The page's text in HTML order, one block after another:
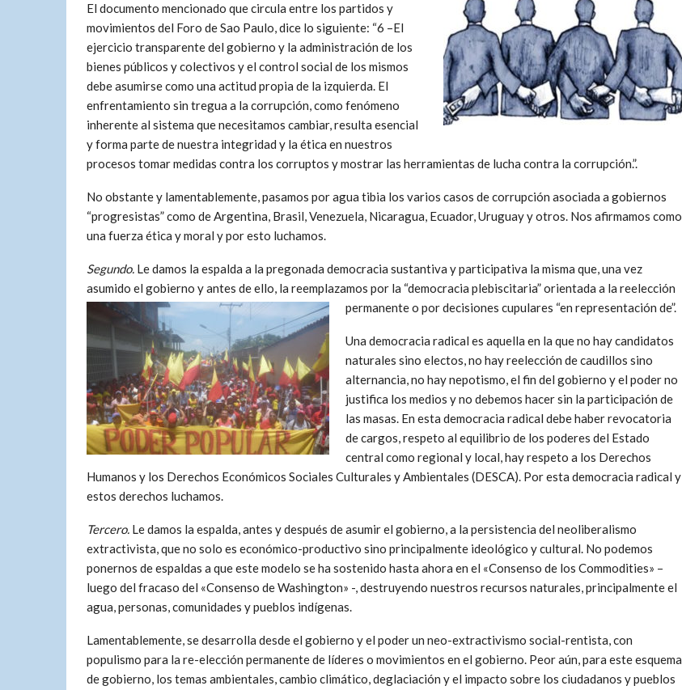
El documento mencionado que circula entre los partidos y
movimientos del Foro de Sao Paulo, dice lo siguiente: “6 –El
ejercicio transparente del gobierno y la administración de los
bienes públicos y colectivos y el control social de los mismos
debe asumirse como una actitud propia de la izquierda. El
enfrentamiento sin tregua a la corrupción, como fenómeno
inherente al sistema que necesitamos cambiar, resulta esencial
y forma parte de nuestra integridad y la ética en nuestros
procesos tomar medidas contra los corruptos y mostrar las herramientas de lucha contra la corrupción.”.
No obstante y lamentablemente, pasamos por agua tibia los varios casos de corrupción asociada a gobiernos
“progresistas” como de Argentina, Brasil, Venezuela, Nicaragua, Ecuador, Uruguay y otros. Nos afirmamos como
una fuerza ética y moral y por esto luchamos.
Segundo. Le damos la espalda a la pregonada democracia sustantiva y participativa la misma que, una vez
asumido el gobierno y antes de ello, la reemplazamos por la “democracia plebiscitaria” orientada a la reelección
permanente o por decisiones cupulares “en representación de”.
Una democracia radical es aquella en la que no hay candidatos
naturales sino electos, no hay reelección de caudillos sino
alternancia, no hay nepotismo, el fin del gobierno y el poder no
justifica los medios y no debemos hacer sin la participación de
las masas. En esta democracia radical debe haber revocatoria
de cargos, respeto al equilibrio de los poderes del Estado
central como regional y local, hay respeto a los Derechos
Humanos y los Derechos Económicos Sociales Culturales y Ambientales (DESCA). Por esta democracia radical y
estos derechos luchamos.
Tercero. Le damos la espalda, antes y después de asumir el gobierno, a la persistencia del neoliberalismo
extractivista, que no solo es económico-productivo sino principalmente ideológico y cultural. No podemos
ponernos de espaldas a que este modelo se ha sostenido hasta ahora en el «Consenso de los Commodities» –
luego del fracaso del «Consenso de Washington» -, destruyendo nuestros recursos naturales, principalmente el
agua, personas, comunidades y pueblos indígenas.
Lamentablemente, se desarrolla desde el gobierno y el poder un neo-extractivismo social-rentista, con
populismo para la re-elección permanente de líderes o movimientos en el gobierno. Peor aún, para este esquema
de gobierno, los temas ambientales, cambio climático, deglaciación y el impacto sobre los ciudadanos y pueblos